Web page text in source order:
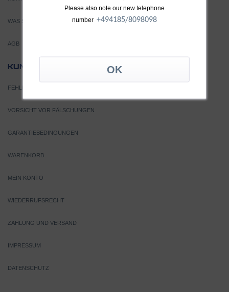
Please also note our new telephone
number +494185/8098098
WAS SIND TURBOLADER?
AGB
KUNDEN
FEHLERSUCHE
VORSICHT VOR FÄLSCHUNGEN
GARANTIEBEDINGUNGEN
WARENKORB
MEIN KONTO
WIEDERRUFSRECHT
ZAHLUNG UND VERSAND
IMPRESSUM
DATENSCHUTZ